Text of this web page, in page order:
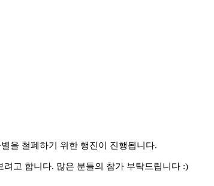
을 철폐하기 위한 행진이 진행됩니다.
고 합니다. 많은 분들의 참가 부탁드립니다 :)